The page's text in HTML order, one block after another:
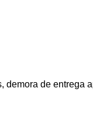
demora de entrega